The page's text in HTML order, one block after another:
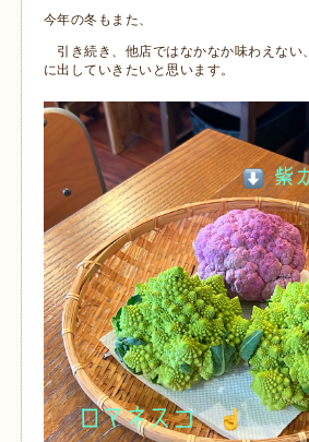
今年の冬もまた、
引き続き、他店ではなかなか味わえない
に出していきたいと思います。